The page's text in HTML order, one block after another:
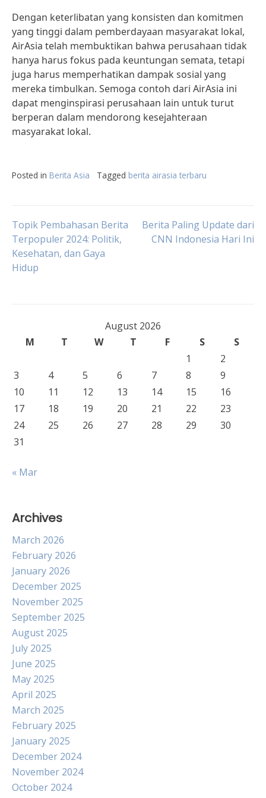
Dengan keterlibatan yang konsisten dan komitmen
yang tinggi dalam pemberdayaan masyarakat lokal,
AirAsia telah membuktikan bahwa perusahaan tidak
hanya harus fokus pada keuntungan semata, tetapi
juga harus memperhatikan dampak sosial yang
mereka timbulkan. Semoga contoh dari AirAsia ini
dapat menginspirasi perusahaan lain untuk turut
berperan dalam mendorong kesejahteraan
masyarakat lokal.
Posted in Berita Asia Tagged berita airasia terbaru
Post
navigation
Topik Pembahasan Berita
Terpopuler 2024: Politik,
Kesehatan, dan Gaya
Hidup
Berita Paling Update dari
CNN Indonesia Hari Ini
August 2026
M
T W T F S
S
1
2
3
4 5 6 7 8
9
10
11 12 13 14 15
16
17
18 19 20 21 22
23
24
25 26 27 28 29
30
31
« Mar
Archives
March 2026
February 2026
January 2026
December 2025
November 2025
September 2025
August 2025
July 2025
June 2025
May 2025
April 2025
March 2025
February 2025
January 2025
December 2024
November 2024
October 2024